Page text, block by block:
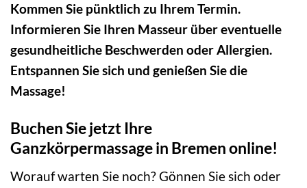
Kommen Sie pünktlich zu Ihrem Termin.
Informieren Sie Ihren Masseur über eventuelle
gesundheitliche Beschwerden oder Allergien.
Entspannen Sie sich und genießen Sie die
Massage!
Buchen Sie jetzt Ihre
Ganzkörpermassage in Bremen online!
Worauf warten Sie noch? Gönnen Sie sich oder